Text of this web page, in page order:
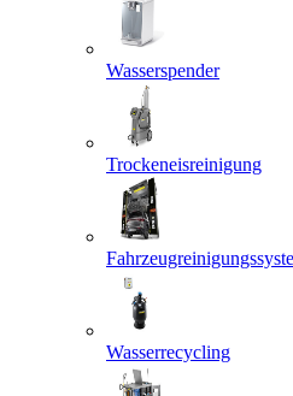
Wasserspender
Trockeneisreinigung
Wasserrecycling